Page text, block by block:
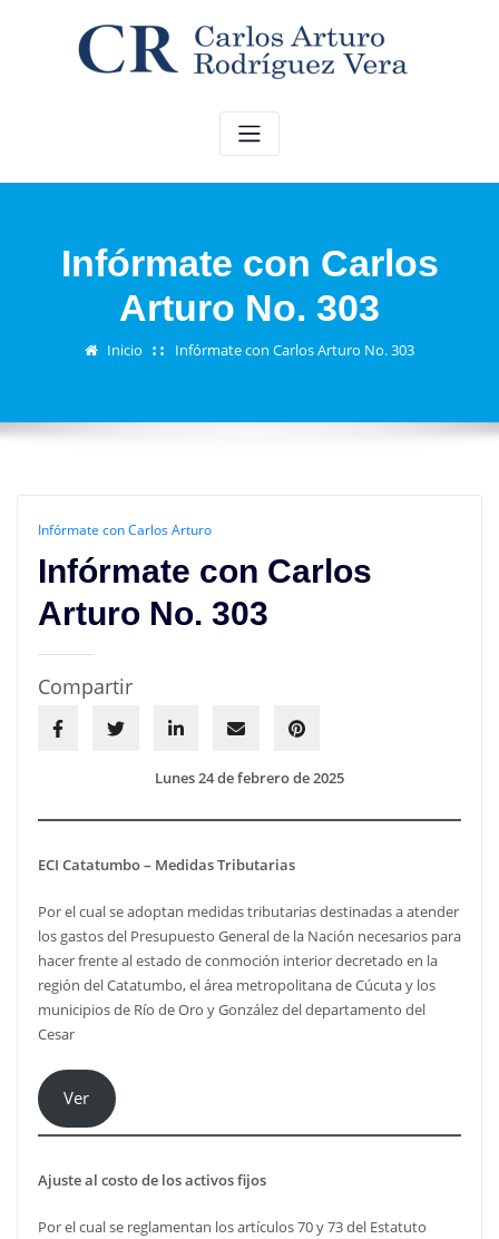
Infórmate con Carlos
Arturo No. 303
Inicio Infórmate con Carlos Arturo No. 303
Infórmate con Carlos Arturo
Infórmate con Carlos
Arturo No. 303
Compartir
Lunes 24 de febrero de 2025
ECI Catatumbo – Medidas Tributarias
Por el cual se adoptan medidas tributarias destinadas a atender
los gastos del Presupuesto General de la Nación necesarios para
hacer frente al estado de conmoción interior decretado en la
región del Catatumbo, el área metropolitana de Cúcuta y los
municipios de Río de Oro y González del departamento del
Cesar
Ver
Ajuste al costo de los activos fijos
Por el cual se reglamentan los artículos 70 y 73 del Estatuto